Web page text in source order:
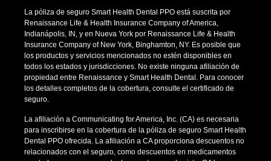
La póliza de seguro Smart Health Dental PPO está suscrita por
Renaissance Life & Health Insurance Company of America,
Indianápolis, IN, y en Nueva York por Renaissance Life & Health
Insurance Company of New York, Binghamton, NY. Es posible que
los productos y servicios mencionados no estén disponibles en
todos los estados y jurisdicciones. No existe ninguna afiliación de
propiedad entre Renaissance y Smart Health Dental. Para conocer
los detalles completos de la cobertura, consulte el certificado de
seguro.
La afiliación a Communicating for America, Inc. (CA) es necesaria
para inscribirse en la cobertura de la póliza de seguro Smart Health
Dental PPO ofrecida. La afiliación a CA proporciona descuentos no
relacionados con el seguro, como descuentos en medicamentos